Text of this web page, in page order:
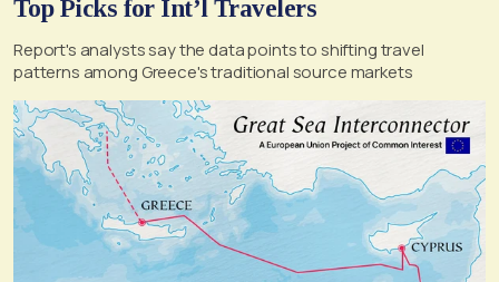
Top Picks for Int’l Travelers
Report's analysts say the data points to shifting travel
patterns among Greece's traditional source markets